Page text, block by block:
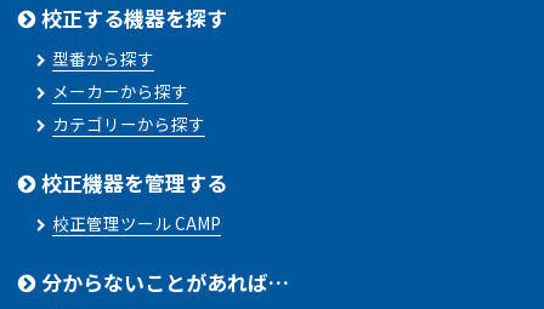
校正する機器を探す
型番から探す
メーカーから探す
カテゴリーから探す
校正機器を管理する
校正管理ツール CAMP
分からないことがあれば…